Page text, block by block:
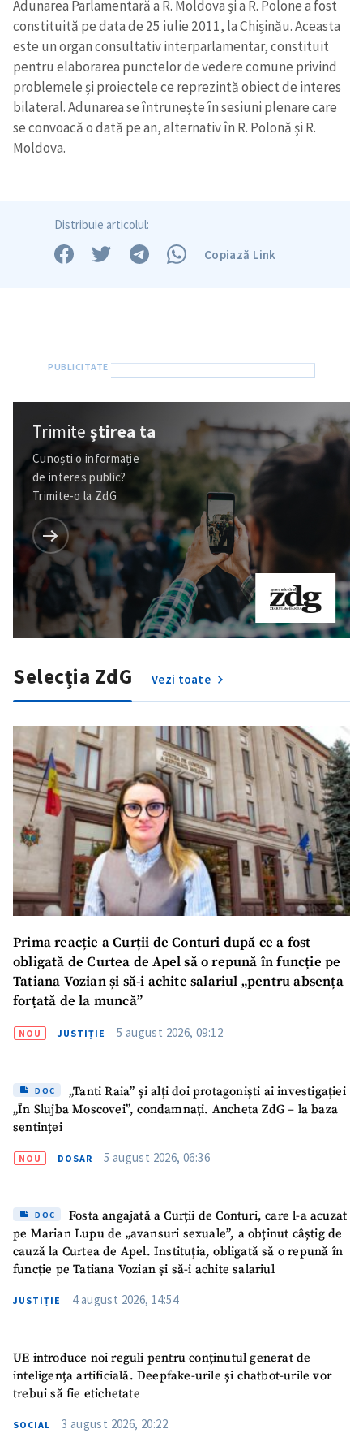
Trimite o informație
Despre ZdG
in English
Adunarea Parlamentară a R. Moldova și a R. Polone a fost
constituită pe data de 25 iulie 2011, la Chișinău. Aceasta
este un organ consultativ interparlamentar, constituit
pentru elaborarea punctelor de vedere comune privind
problemele şi proiectele ce reprezintă obiect de interes
bilateral. Adunarea se întrunește în sesiuni plenare care
se convoacă o dată pe an, alternativ în R. Polonă și R.
Moldova.
Distribuie articolul:
Copiază Link
Trimiteștirea ta
Cunoști o informație
de interes public?
Trimite-o la ZdG
Selecția ZdG Vezi toate
Prima reacție a Curții de Conturi după ce a fost
obligată de Curtea de Apel să o repună în funcție pe
Tatiana Vozian și să-i achite salariul „pentru absența
forțată de la muncă”
NOU JUSTIȚIE 5 august 2026, 09:12
DOC
„Tanti Raia” și alți doi protagoniști ai investigației
„În Slujba Moscovei”, condamnați. Ancheta ZdG – la baza
sentinței
NOU DOSAR 5 august 2026, 06:36
DOC
Fosta angajată a Curții de Conturi, care l-a acuzat
pe Marian Lupu de „avansuri sexuale”, a obținut câștig de
cauză la Curtea de Apel. Instituția, obligată să o repună în
funcție pe Tatiana Vozian și să-i achite salariul
JUSTIȚIE 4 august 2026, 14:54
UE introduce noi reguli pentru conținutul generat de
inteligența artificială. Deepfake-urile și chatbot-urile vor
trebui să fie etichetate
SOCIAL 3 august 2026, 20:22
ȘTIREA MEA
Titlu știre
+ Adaugă titlu
Fotografie
+ Încarcă imagine
Link media+ Link media
Mesajul știrei
+ Mesajul știrei